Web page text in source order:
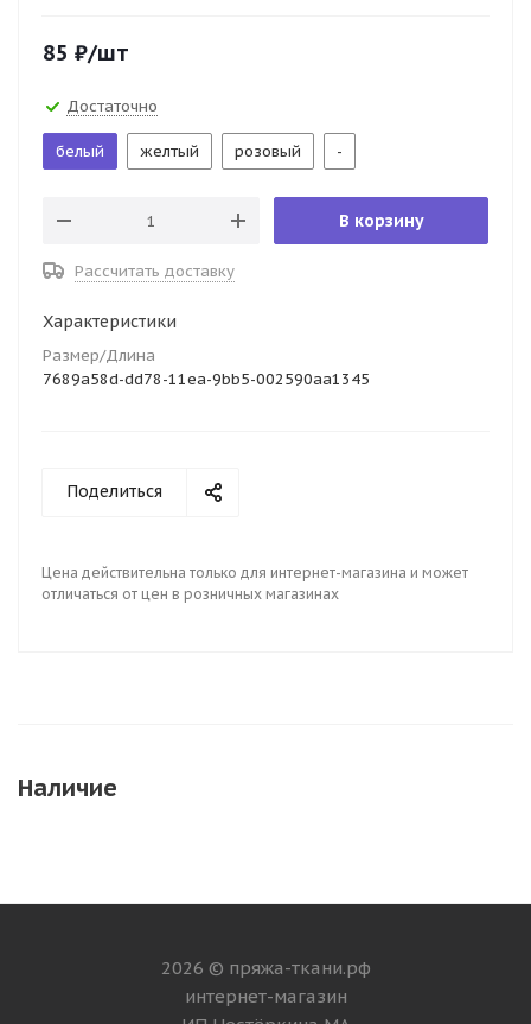
85 ₽/шт
Достаточно
белый желтый розовый -
В корзину
Рассчитать доставку
Характеристики
Размер/Длина
7689a58d-dd78-11ea-9bb5-002590aa1345
Поделиться
Цена действительна только для интернет-магазина и может
отличаться от цен в розничных магазинах
Наличие
2026 © пряжа-ткани.рф
интернет-магазин